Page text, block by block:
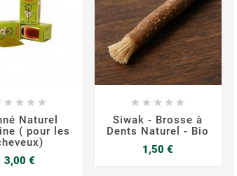
   
Naturel
( pour les
3,00 €
 

    
Siwak - Brosse à
Dents Naturel - Bio
1,50 €